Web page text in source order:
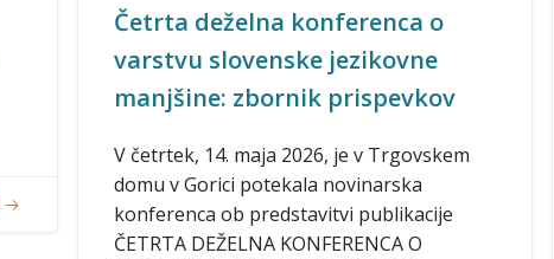
Četrta deželna konferenca o
varstvu slovenske jezikovne
manjšine: zbornik prispevkov
V četrtek, 14. maja 2026, je v Trgovskem
domu v Gorici potekala novinarska
konferenca ob predstavitvi publikacije
ČETRTA DEŽELNA KONFERENCA O